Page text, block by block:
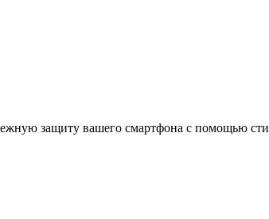
защиту вашего смартфона с помощью